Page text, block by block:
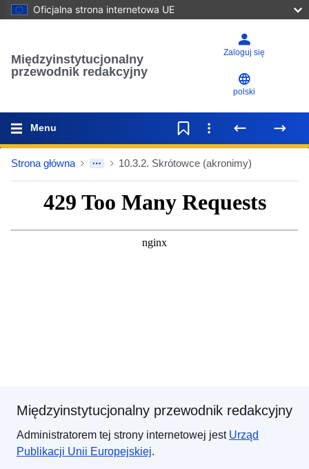
Oficjalna strona internetowa UE
Międzyinstytucjonalny
przewodnik redakcyjny
Zaloguj się
polski
Menu
Strona główna 10.3.2. Skrótowce (akronimy)
Międzyinstytucjonalny przewodnik redakcyjny
Administratorem tej strony internetowej jest Urząd
Publikacji Unii Europejskiej.